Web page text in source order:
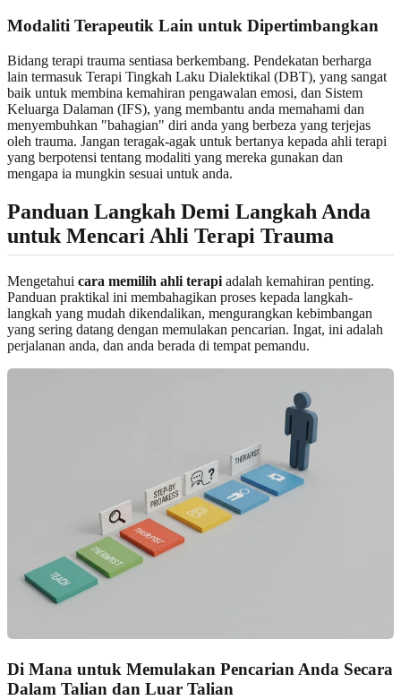
Modaliti Terapeutik Lain untuk Dipertimbangkan
Bidang terapi trauma sentiasa berkembang. Pendekatan berharga
lain termasuk Terapi Tingkah Laku Dialektikal (DBT), yang sangat
baik untuk membina kemahiran pengawalan emosi, dan Sistem
Keluarga Dalaman (IFS), yang membantu anda memahami dan
menyembuhkan "bahagian" diri anda yang berbeza yang terjejas
oleh trauma. Jangan teragak-agak untuk bertanya kepada ahli terapi
yang berpotensi tentang modaliti yang mereka gunakan dan
mengapa ia mungkin sesuai untuk anda.
Panduan Langkah Demi Langkah Anda
untuk Mencari Ahli Terapi Trauma
Mengetahui cara memilih ahli terapi adalah kemahiran penting.
Panduan praktikal ini membahagikan proses kepada langkah-
langkah yang mudah dikendalikan, mengurangkan kebimbangan
yang sering datang dengan memulakan pencarian. Ingat, ini adalah
perjalanan anda, dan anda berada di tempat pemandu.
Di Mana untuk Memulakan Pencarian Anda Secara
Dalam Talian dan Luar Talian